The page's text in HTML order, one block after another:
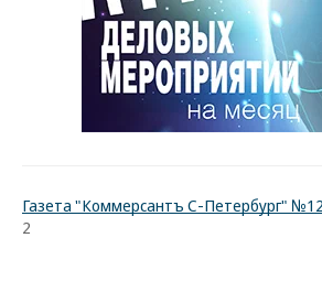
Газета "Коммерсантъ С-Петербург"
2